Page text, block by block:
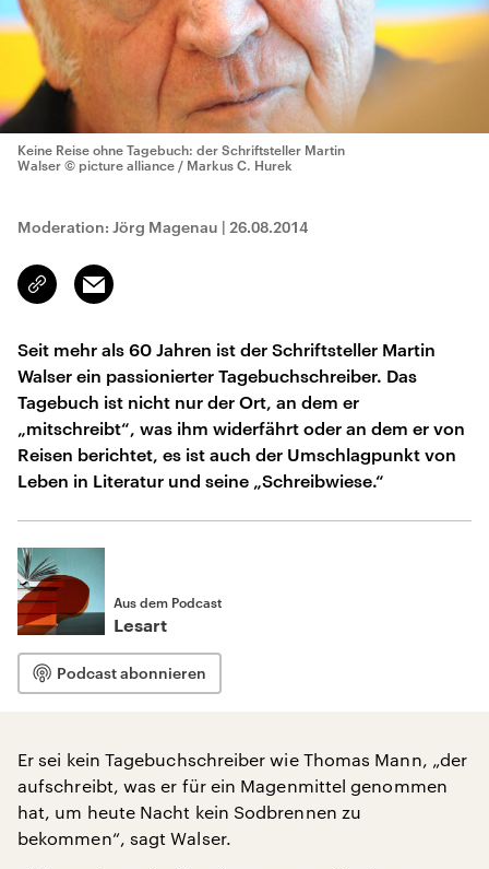
Keine Reise ohne Tagebuch: der Schriftsteller Martin
Walser © picture alliance / Markus C. Hurek
Moderation: Jörg Magenau | 26.08.2014
Link
kopieren/teilen
Email
Seit mehr als 60 Jahren ist der Schriftsteller Martin
Walser ein passionierter Tagebuchschreiber. Das
Tagebuch ist nicht nur der Ort, an dem er
„mitschreibt“, was ihm widerfährt oder an dem er von
Reisen berichtet, es ist auch der Umschlagpunkt von
Leben in Literatur und seine „Schreibwiese.“
Aus dem Podcast
Lesart
Podcast abonnieren
Er sei kein Tagebuchschreiber wie Thomas Mann, „der
aufschreibt, was er für ein Magenmittel genommen
hat, um heute Nacht kein Sodbrennen zu
bekommen“, sagt Walser.